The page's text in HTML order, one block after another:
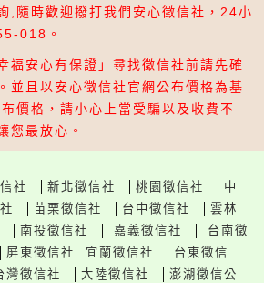
,隨時歡迎撥打我們安心徵信社，24小
018。
福安心有保證」尋找徵信社前請先確
並且以安心徵信社官網公布價格為基
價格，請小心上當受騙以及收費不
您最放心。
社 新北徵信社 桃園徵信社
中
苗栗徵信社 台中徵信社
雲林
南投徵信社 嘉義徵信社
台南徵
屏東徵信社 宜蘭徵信社
台東徵信
灣徵信社 大陸徵信社
澎湖徵信公